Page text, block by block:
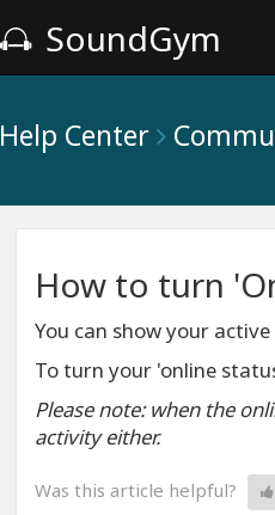
SoundGym
Help Center
How to turn
You can show your
To turn your 'online
Please note: when the
activity either.
Was this article helpful?